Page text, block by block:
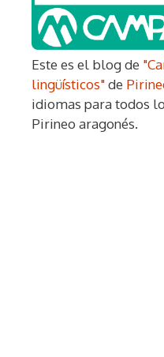
Este es el blog de
lingüísticos"de
idiomas para todos
Pirineo aragonés.